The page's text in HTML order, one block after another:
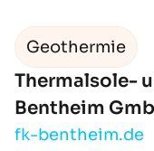
Geothermie
Thermalsole-
Bentheim
fk-bentheim.de